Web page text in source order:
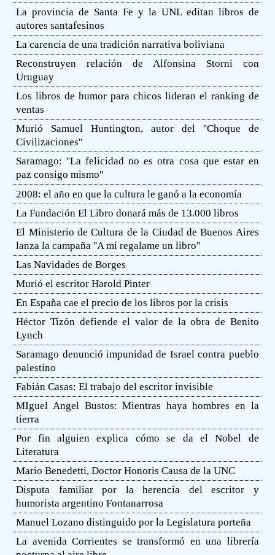
La provincia de Santa Fe y la UNL editan libros de
autores santafesinos
La carencia de una tradición narrativa boliviana
Reconstruyen relación de Alfonsina Storni con
Uruguay
Los libros de humor para chicos lideran el ranking de
ventas
Murió Samuel Huntington, autor del ''Choque de
Civilizaciones''
Saramago: ''La felicidad no es otra cosa que estar en
paz consigo mismo''
2008: el año en que la cultura le ganó a la economía
La Fundación El Libro donará más de 13.000 libros
El Ministerio de Cultura de la Ciudad de Buenos Aires
lanza la campaña ''A mí regalame un libro''
Las Navidades de Borges
Murió el escritor Harold Pinter
En España cae el precio de los libros por la crisis
Héctor Tizón defiende el valor de la obra de Benito
Lynch
Saramago denunció impunidad de Israel contra pueblo
palestino
Fabián Casas: El trabajo del escritor invisible
MIguel Angel Bustos: Mientras haya hombres en la
tierra
Por fin alguien explica cómo se da el Nobel de
Literatura
Mario Benedetti, Doctor Honoris Causa de la UNC
Disputa familiar por la herencia del escritor y
humorista argentino Fontanarrosa
Manuel Lozano distinguido por la Legislatura porteña
La avenida Corrientes se transformó en una librería